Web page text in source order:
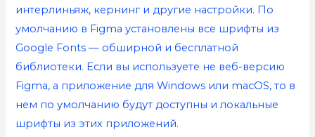
интерлиньяж, кернинг и другие настройки. По
умолчанию в Figma установлены все шрифты из
Google Fonts — обширной и бесплатной
библиотеки. Если вы используете не веб-версию
Figma, а приложение для Windows или macOS, то в
нем по умолчанию будут доступны и локальные
шрифты из этих приложений.